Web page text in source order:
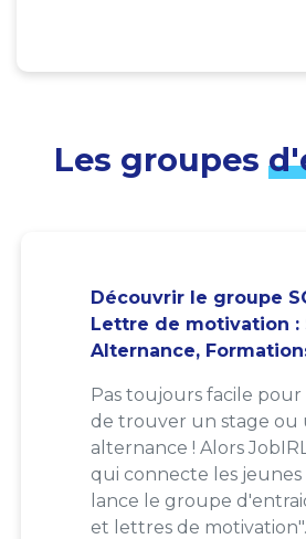
Les groupes
Découvrir le groupe
Lettre de motivation :
Alternance,
Pas toujours facile
de trouver un stage ou
alternance ! Alors
qui connecte les jeunes
lance le groupe
et lettres de motivation".